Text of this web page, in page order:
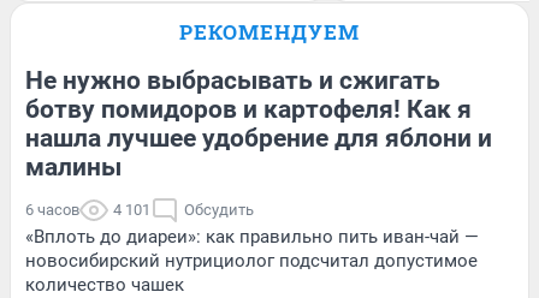
РЕКОМЕНДУЕМ
Не нужно выбрасывать и сжигать
ботву помидоров и картофеля! Как я
нашла лучшее удобрение для яблони и
малины
6 часов 4 101 Обсудить
«Вплоть до диареи»: как правильно пить иван-чай —
новосибирский нутрициолог подсчитал допустимое
количество чашек